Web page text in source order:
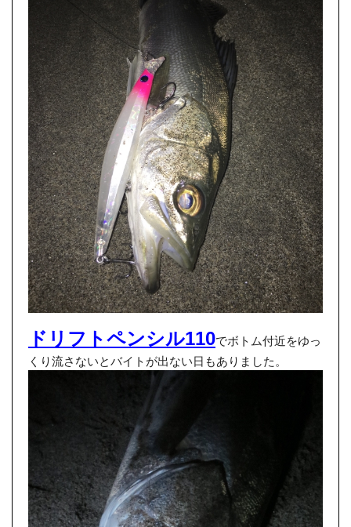
ドリフトペンシル110でボトム付近をゆっ
くり流さないとバイトが出ない日もありました。